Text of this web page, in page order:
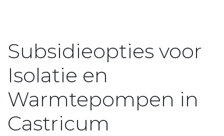
Subsidieopties voor
Isolatie en
Warmtepompen in
Castricum